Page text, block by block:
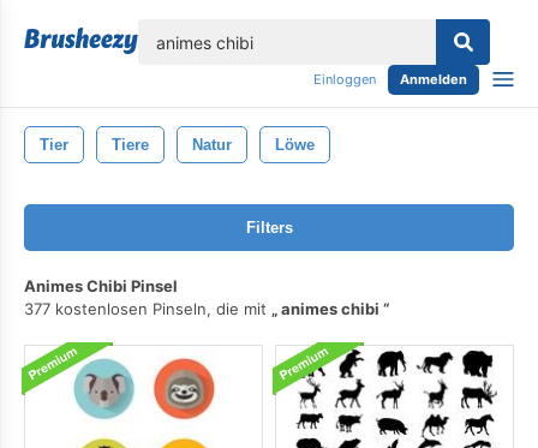
Einloggen Anmelden
Tier Tiere Natur Löwe
Filters
Animes Chibi Pinsel
377 kostenlosen Pinseln, die mit
animes chibi